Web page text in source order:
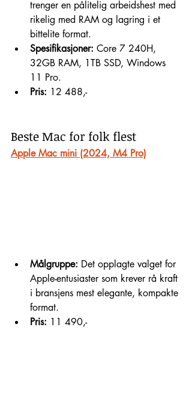
trenger en pålitelig arbeidshest med
rikelig med RAM og lagring i et
bittelite format.
Spesifikasjoner: Core 7 240H,
32GB RAM, 1TB SSD, Windows
11 Pro.
Pris: 12 488,-
Beste Mac for folk flest
Apple Mac mini (2024, M4 Pro)
Målgruppe: Det opplagte valget for
Apple-entusiaster som krever rå kraft
i bransjens mest elegante, kompakte
format.
Pris: 11 490,-